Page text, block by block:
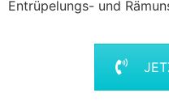
Entrüpelungs- und